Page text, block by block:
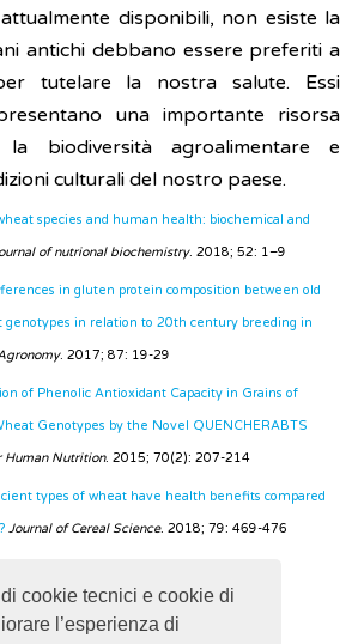
cookie tecnici e cookie di
l’esperienza di
disponibili, non esiste la
antichi debbano essere preferiti a
tutelare la nostra salute. Essi
una importante risorsa
biodiversità agroalimentare e
culturali del nostro paese.
species and human health: biochemical and
of nutrional biochemistry. 2018; 52: 1–9
in gluten protein composition between old
genotypes in relation to 20th century breeding in
. 2017; 87: 19-29
of Phenolic Antioxidant Capacity in Grains of
Genotypes by the Novel QUENCHERABTS
Human Nutrition. 2015; 70(2): 207-214
types of wheat have health benefits compared
Journal of Cereal Science. 2018; 79: 469-476